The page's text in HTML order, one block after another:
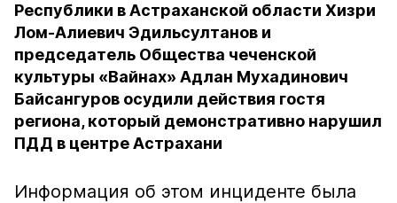
Республики в Астраханской области Хизри
Лом-Алиевич Эдильсултанов и
председатель Общества чеченской
культуры «Вайнах» Адлан Мухадинович
Байсангуров осудили действия гостя
региона, который демонстративно нарушил
ПДД в центре Астрахани
Информация об этом инциденте была